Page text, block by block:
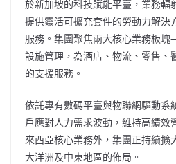
於新加坡的科技賦能平臺，業務輻
提供靈活可擴充套件的勞動力解決
服務。集團聚焦兩大核心業務板
設施管理，為酒店、物流、零售、
的支援服務。
依託專有數碼平臺與物聯網驅動系
戶應對人力需求波動，維持高績效
來西亞核心業務外，集團正持續擴
大洋洲及中東地區的佈局。